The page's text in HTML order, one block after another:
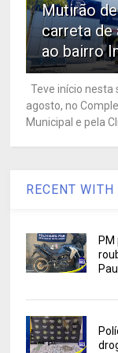
Mutirão
carreta de
ao bairro
Teve início nesta
agosto, no
Municipal e pela
RECENT